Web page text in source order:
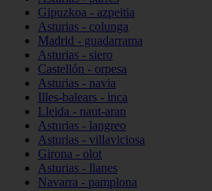
Gipuzkoa - azpeitia
Asturias - colunga
Madrid - guadarrama
Asturias - siero
Castellón - orpesa
Asturias - navia
Illes-balears - inca
Lleida - naut-aran
Asturias - langreo
Asturias - villaviciosa
Girona - olot
Asturias - llanes
Navarra - pamplona